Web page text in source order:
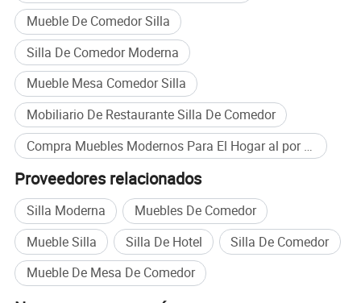
Mueble De Comedor Silla
Silla De Comedor Moderna
Mueble Mesa Comedor Silla
Mobiliario De Restaurante Silla De Comedor
Compra Muebles Modernos Para El Hogar al por mayor
Proveedores relacionados
Silla Moderna
Muebles De Comedor
Mueble Silla
Silla De Hotel
Silla De Comedor
Mueble De Mesa De Comedor